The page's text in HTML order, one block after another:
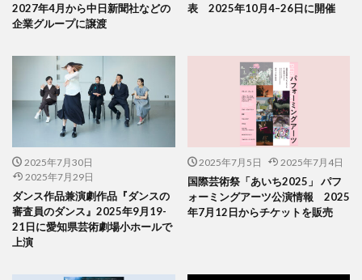
2027年4月から中日新聞社などの
企業グループに譲渡
表 2025年10月4–26日に開催
2025年7月30日
2025年7月29日
ダンス作品兼演劇作品『ダンスの
審査員のダンス』2025年9月19-
21日に愛知県芸術劇場小ホールで
上演
2025年7月5日 2025年7月4日
国際芸術祭「あいち2025」 パフ
ォーミングアーツ公演情報 2025
年7月12日からチケットを販売